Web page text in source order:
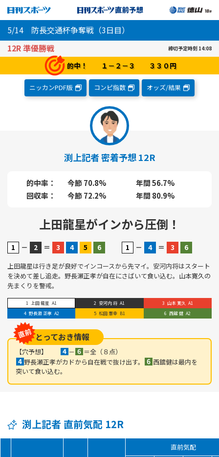
5/14 防長交通杯争奪戦（3日目）
12R 準優勝戦
締切予定時刻 14:08
的中！ １－２－３ ３３０円
ニッカンPDF版 コンピ指数 オッズ/結果
渕上記者 密着予想 12R
的中率 今節 70.8%
年間 56.7%
回収率
今節 72.2% 年間 80.9%
上田龍星がインから圧倒！
－ ＝ － ＝
上田龍星は行き足が良好でインコースから先マイ。安河内将はスタート
を決めて差し追走。野長瀬正孝が自在にさばいて食い込む。山本寛久の
先まくりを警戒。
上田 龍星 A1 安河内 将 A1 山本 寛久 A1
野長瀬 正孝 A2 松田 憲幸 B1 西舘 健 A2
とっておき情報
【穴予想】 －
＝全（８点）
野長瀬正孝がカドから自在戦で抜け出す。
西舘健は最内を
突いて食い込む。
渕上記者 直前気配 12R
直前気配